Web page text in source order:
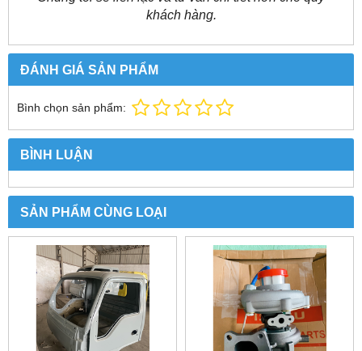
khách hàng.
ĐÁNH GIÁ SẢN PHẨM
Bình chọn sản phẩm:
BÌNH LUẬN
SẢN PHẨM CÙNG LOẠI